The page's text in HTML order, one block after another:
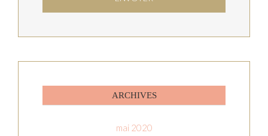
ARCHIVES
mai 2020